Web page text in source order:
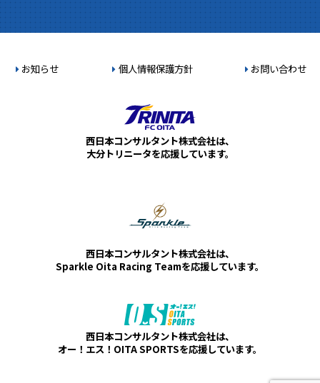
お知らせ 個人情報保護方針 お問い合わせ
西日本コンサルタント株式会社は、
大分トリニータを応援しています。
西日本コンサルタント株式会社は、
Sparkle Oita Racing Teamを応援しています。
西日本コンサルタント株式会社は、
オー！エス！OITA SPORTSを応援しています。